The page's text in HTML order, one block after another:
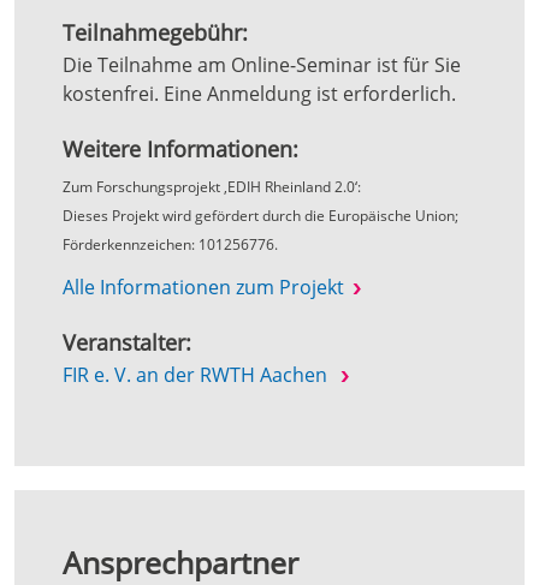
Teilnahmegebühr:
Die Teilnahme am Online-Seminar ist für Sie
kostenfrei. Eine Anmeldung ist erforderlich.
Weitere Informationen:
Zum Forschungsprojekt ‚EDIH Rheinland 2.0‘:
Dieses Projekt wird gefördert durch die Europäische Union;
Förderkennzeichen: 101256776.
Alle Informationen zum Projekt
Veranstalter:
FIR e. V. an der RWTH Aachen
Ansprechpartner